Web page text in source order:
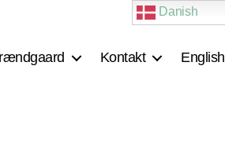
Kontakt English
Danish